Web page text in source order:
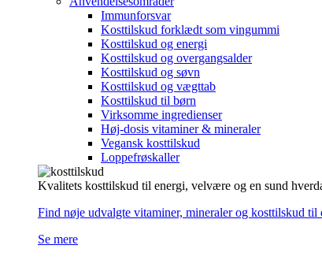
Immunforsvar
Kosttilskud forklædt som vingummi
Kosttilskud og energi
Kosttilskud og overgangsalder
Kosttilskud og søvn
Kosttilskud og vægttab
Kosttilskud til børn
Virksomme ingredienser
Høj-dosis vitaminer & mineraler
Vegansk kosttilskud
Loppefrøskaller
Kvalitets kosttilskud til energi, velvære og en sund
Find nøje udvalgte vitaminer, mineraler og kosttilskud til
Se mere